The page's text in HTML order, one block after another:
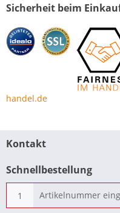
Sicherheit beim
handel.de
Kontakt
Schnellbestellung